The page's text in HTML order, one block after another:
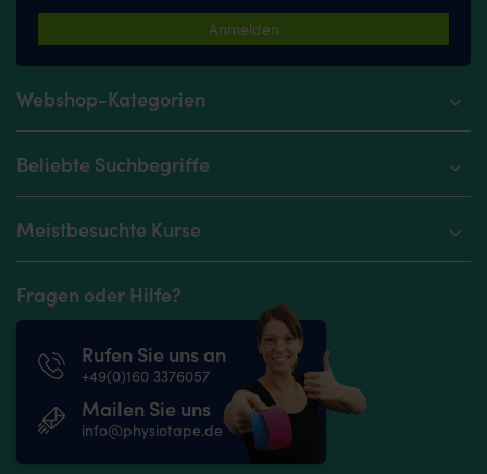
Anmelden
Webshop-Kategorien
Beliebte Suchbegriffe
Meistbesuchte Kurse
Fragen oder Hilfe?
Rufen Sie uns an
+49(0)160 3376057
Mailen Sie uns
info@physiotape.de